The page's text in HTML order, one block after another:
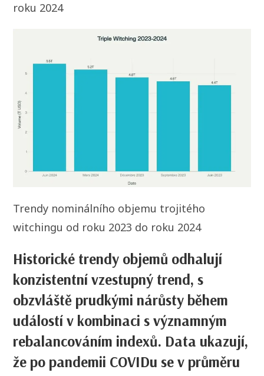
roku 2024
Trendy nominálního objemu trojitého
witchingu od roku 2023 do roku 2024
Historické trendy objemů odhalují
konzistentní vzestupný trend, s
obzvláště prudkými nárůsty během
událostí v kombinaci s významným
rebalancováním indexů. Data ukazují,
že po pandemii COVIDu se v průměru